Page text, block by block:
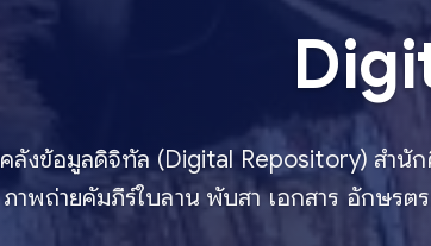
คลังข้อมูลดิจิทัล (Digital Repository) สำนั
ภาพถ่ายคัมภีร์ใบลาน พับสา เอกสาร อักษร